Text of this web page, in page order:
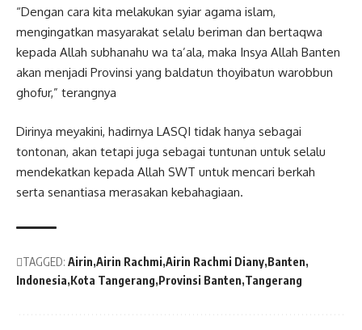
“Dengan cara kita melakukan syiar agama islam,
mengingatkan masyarakat selalu beriman dan bertaqwa
kepada Allah subhanahu wa ta’ala, maka Insya Allah Banten
akan menjadi Provinsi yang baldatun thoyibatun warobbun
ghofur,” terangnya
Dirinya meyakini, hadirnya LASQI tidak hanya sebagai
tontonan, akan tetapi juga sebagai tuntunan untuk selalu
mendekatkan kepada Allah SWT untuk mencari berkah
serta senantiasa merasakan kebahagiaan.
TAGGED: Airin Airin Rachmi Airin Rachmi Diany Banten
Indonesia Kota Tangerang Provinsi Banten Tangerang